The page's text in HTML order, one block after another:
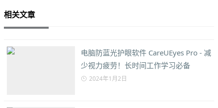
相关文章
电脑防蓝光护眼软件 CareUEyes Pro - 减
少视力疲劳！长时间工作学习必备
2024年1月2日